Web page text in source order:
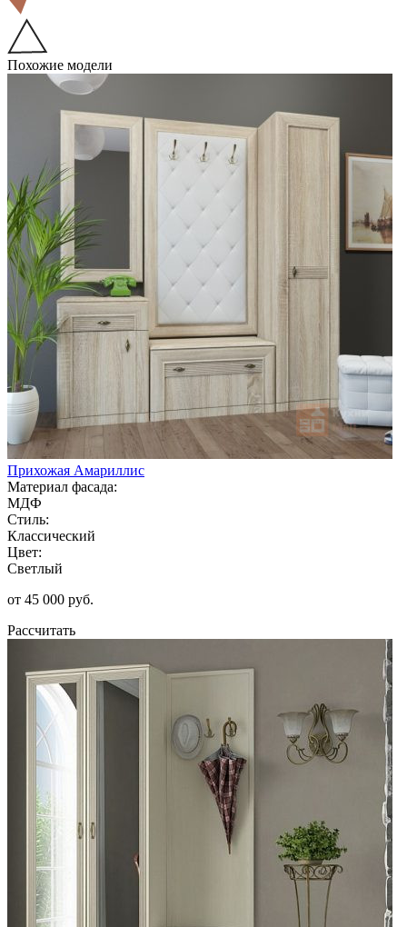
Похожие модели
Прихожая Амариллис
Материал фасада:
МДФ
Стиль:
Классический
Цвет:
Светлый
от 45 000 руб.
Рассчитать